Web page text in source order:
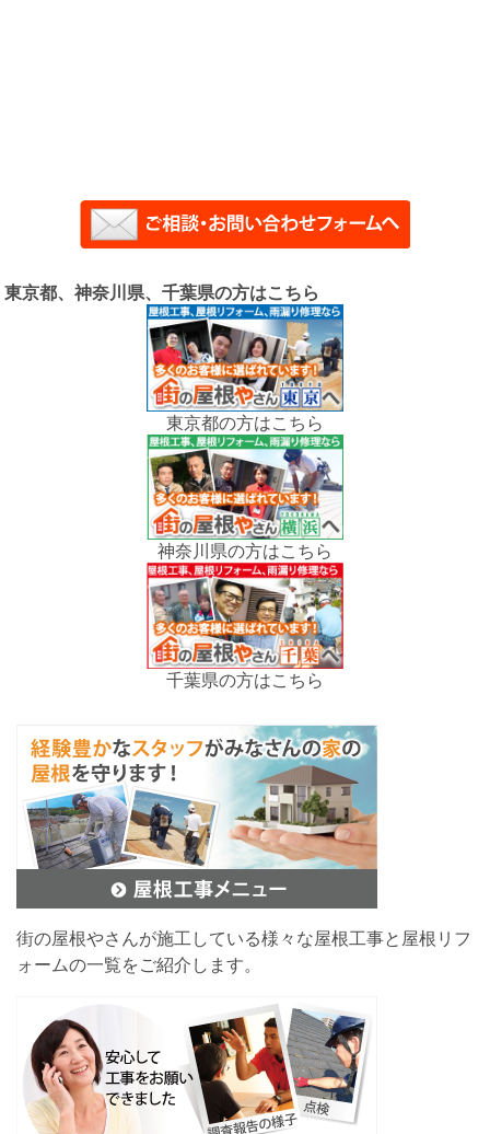
東京都、神奈川県、千葉県の方はこちら
東京都の方はこちら
神奈川県の方はこちら
千葉県の方はこちら
街の屋根やさんが施工している様々な屋根工事と屋根リフ
ォームの一覧をご紹介します。